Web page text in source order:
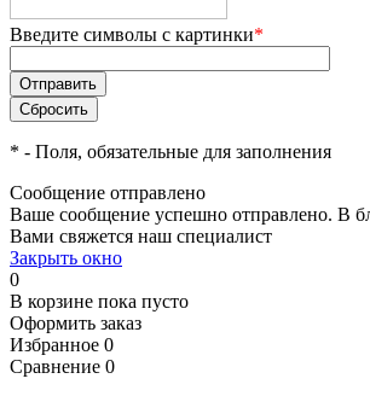
Введите символы с картинки*
* - Поля, обязательные для заполнения
Сообщение отправлено
Ваше сообщение успешно отправлено. В
Вами свяжется наш специалист
Закрыть окно
0
В корзине пока пусто
Оформить заказ
Избранное 0
Сравнение 0